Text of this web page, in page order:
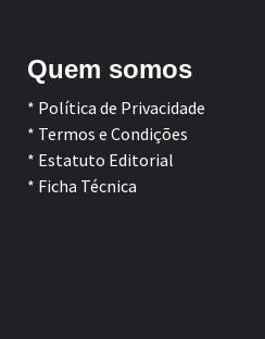
Quem somos
* Política de Privacidade
* Termos e Condições
* Estatuto Editorial
* Ficha Técnica